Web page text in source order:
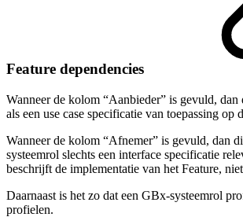
Feature dependencies
Wanneer de kolom “Aanbieder” is gevuld,
als een use case specificatie van toepassing op
Wanneer de kolom “Afnemer” is gevuld, dan
systeemrol slechts een interface specificatie
beschrijft de implementatie van het Feature,
Daarnaast is het zo dat een GBx-systeemrol
profielen.